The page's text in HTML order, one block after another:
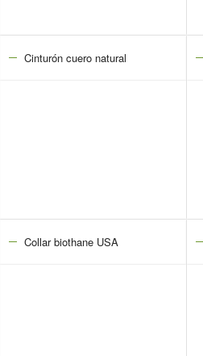
Cinturón cuero natural
Collar biothane USA